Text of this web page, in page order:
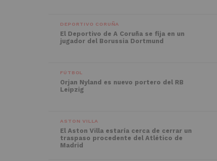
DEPORTIVO CORUÑA
El Deportivo de A Coruña se fija en un
jugador del Borussia Dortmund
FÚTBOL
Orjan Nyland es nuevo portero del RB
Leipzig
ASTON VILLA
El Aston Villa estaría cerca de cerrar un
traspaso procedente del Atlético de
Madrid